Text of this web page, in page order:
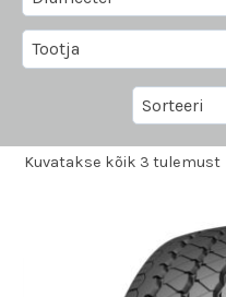
Kuvatakse kõik 3 tulemust